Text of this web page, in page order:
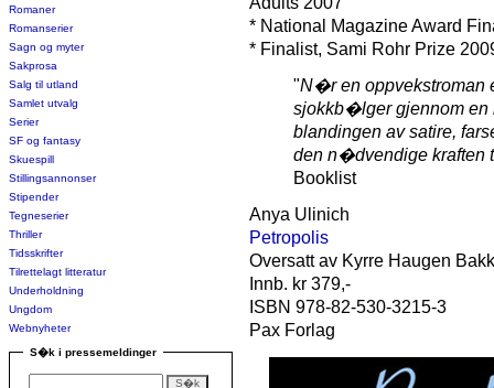
Romaner
Romanserier
Sagn og myter
Sakprosa
Salg til utland
Samlet utvalg
Serier
SF og fantasy
Skuespill
Stillingsannonser
Stipender
Tegneserier
Thriller
Tidsskrifter
Tilrettelagt litteratur
Underholdning
Ungdom
Webnyheter
S�k i pressemeldinger
* National Magazine Award
* Finalist, Sami Rohr Prize
"N�r en oppvekstroman
sjokkb�lger gjennom en
blandingen av satire,
den n�dvendige
Booklist
Anya Ulinich
Petropolis
Oversatt av Kyrre Haugen
Innb. kr 379,-
ISBN 978-82-530-3215-3
Pax Forlag